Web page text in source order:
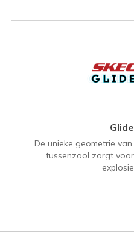
De unieke geometrie
tussenzool zorgt